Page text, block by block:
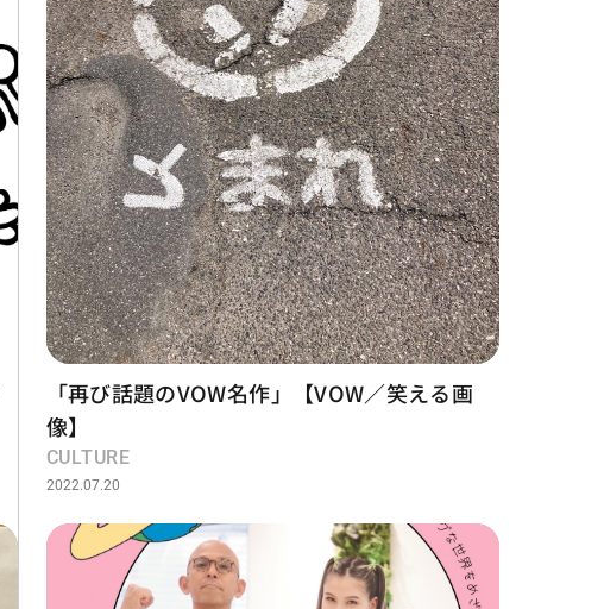
「再び話題のVOW名作」【VOW／笑える画
像】
CULTURE
2022.07.20